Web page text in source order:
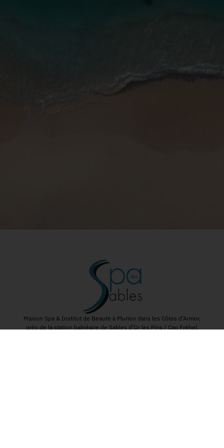
Maison Spa & Institut de Beauté à Plurien dans les Côtes d’Armor,
près de la station balnéaire de Sables d’Or les Pins / Cap Fréhel.